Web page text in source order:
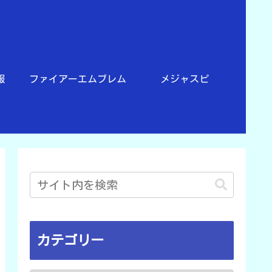
ファイアーエムブレム メジャスピ
カテゴリー